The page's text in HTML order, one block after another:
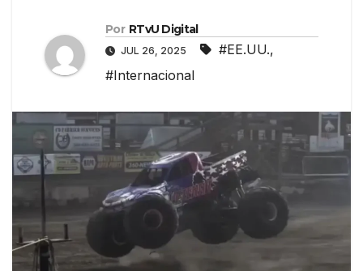
Por RTvU Digital
JUL 26, 2025 #EE.UU.,
#Internacional